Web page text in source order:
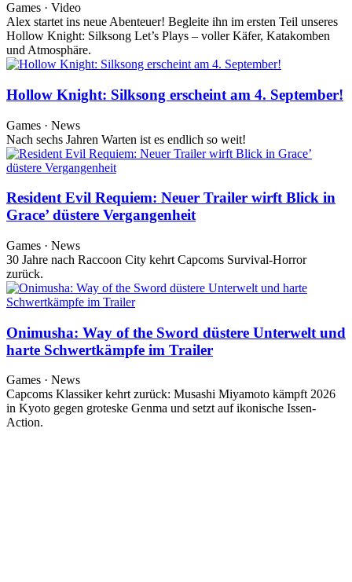
Games · Video
Alex startet ins neue Abenteuer! Begleite ihn im ersten Teil unseres
Hollow Knight: Silksong Let’s Plays – voller Käfer, Katakomben
und Atmosphäre.
Hollow Knight: Silksong erscheint am 4. September!
Games · News
Nach sechs Jahren Warten ist es endlich so weit!
Resident Evil Requiem: Neuer Trailer wirft Blick in
Grace’ düstere Vergangenheit
Games · News
30 Jahre nach Raccoon City kehrt Capcoms Survival-Horror
zurück.
Onimusha: Way of the Sword düstere Unterwelt und
harte Schwertkämpfe im Trailer
Games · News
Capcoms Klassiker kehrt zurück: Musashi Miyamoto kämpft 2026
in Kyoto gegen groteske Genma und setzt auf ikonische Issen-
Action.